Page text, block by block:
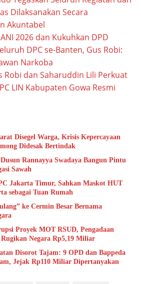
Dilaksanakan Secara
Akuntabel
2026 dan Kukuhkan DPD
DPC se-Banten, Gus Robi:
Narkoba
Robi dan Saharuddin Lili Perkuat
LIN Kabupaten Gowa Resmi
Disegel Warga, Krisis Kepercayaan
Didesak Bertindak
Rannayya Swadaya Bangun Pintu
Sawah
Jakarta Timur, Sahkan Maskot HUT
sebagai Tuan Rumah
ke Cermin Besar Bernama
Negara Rp5,19 Miliar
Disorot Tajam: 9 OPD dan Bappeda
Jejak Rp110 Miliar Dipertanyakan